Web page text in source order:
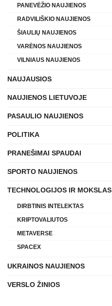
PANEVĖŽIO NAUJIENOS
RADVILIŠKIO NAUJIENOS
ŠIAULIŲ NAUJIENOS
VARĖNOS NAUJIENOS
VILNIAUS NAUJIENOS
NAUJAUSIOS
NAUJIENOS LIETUVOJE
PASAULIO NAUJIENOS
POLITIKA
PRANEŠIMAI SPAUDAI
SPORTO NAUJIENOS
TECHNOLOGIJOS IR MOKSLAS
DIRBTINIS INTELEKTAS
KRIPTOVALIUTOS
METAVERSE
SPACEX
UKRAINOS NAUJIENOS
VERSLO ŽINIOS